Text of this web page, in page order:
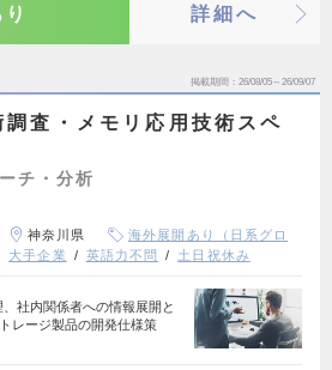
詳細へ
掲載期間 26/08/05～26/09/07
査・メモリ応用技術スペ
チ・分析
神奈川県
海外展開あり（日系グロ
大手企業 英語力不問 土日祝休み
社内関係者への情報展開と
レージ製品の開発仕様策